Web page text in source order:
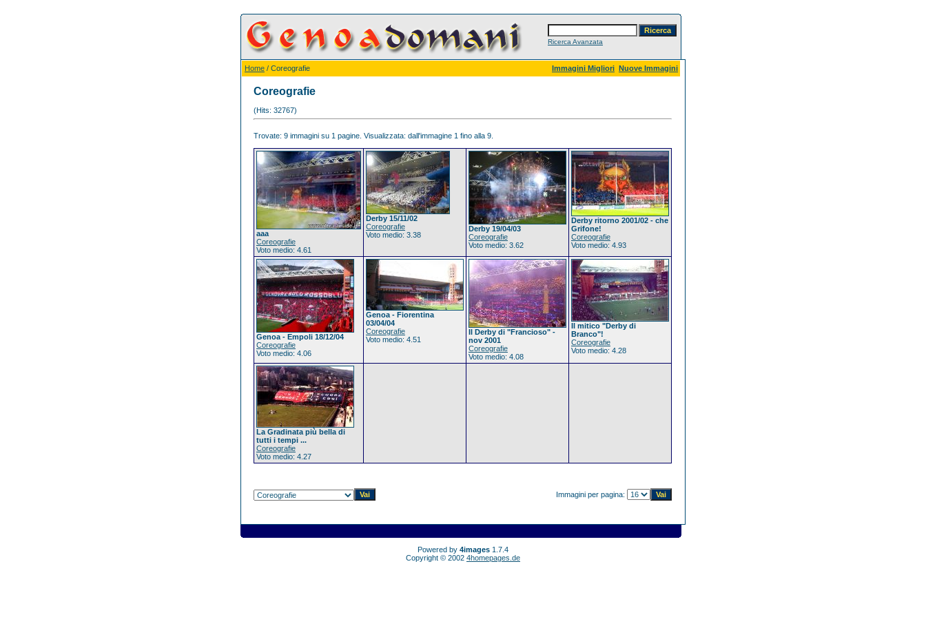
Ricerca Avanzata
Home / Coreografie Immagini Migliori Nuove Immagini
Coreografie
(Hits: 32767)
Trovate: 9 immagini su 1 pagine. Visualizzata: dall'immagine 1 fino alla 9.
aaa
Coreografie
Voto medio: 4.61
Derby 15/11/02
Coreografie
Voto medio: 3.38
Derby 19/04/03
Coreografie
Voto medio: 3.62
Derby ritorno 2001/02 - che
Grifone!
Coreografie
Voto medio: 4.93
Genoa - Empoli 18/12/04
Coreografie
Voto medio: 4.06
Genoa - Fiorentina
03/04/04
Coreografie
Voto medio: 4.51
Il Derby di "Francioso" -
nov 2001
Coreografie
Voto medio: 4.08
Il mitico "Derby di
Branco"!
Coreografie
Voto medio: 4.28
La Gradinata più bella di
tutti i tempi ...
Coreografie
Voto medio: 4.27
Immagini per pagina:
Powered by 4images 1.7.4
Copyright © 2002 4homepages.de